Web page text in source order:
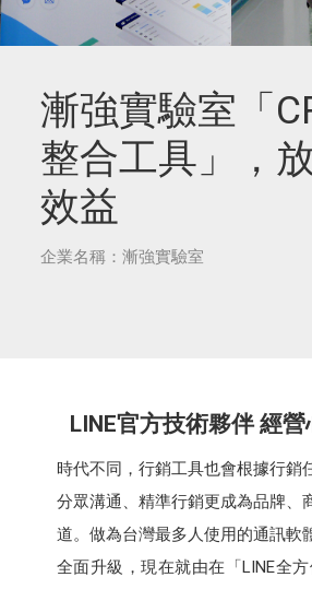
漸強實驗室「
整合工具」，
效益
企業名稱：漸強實驗室
LINE官方技術夥伴 經
時代不同，行銷工具也會根據行銷
分眾溝通、精準行銷更成為品牌、
道。做為台灣最多人使用的通訊軟
全面升級，現在就由在「LINE全